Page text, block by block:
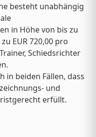
besteht unabhängig
in Höhe von bis zu
EUR 720,00 pro
Schiedsrichter
in beiden Fällen, dass
und
erfüllt.